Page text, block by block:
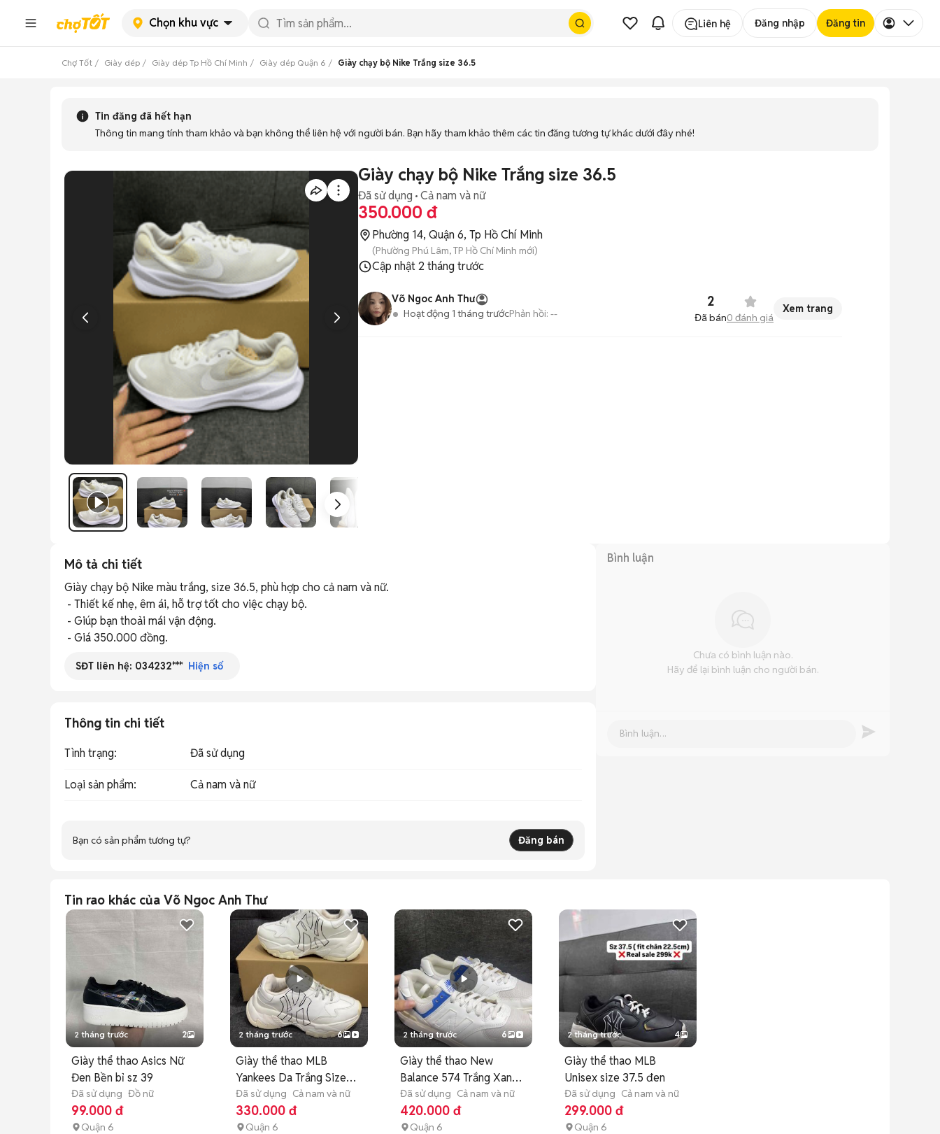
Chọn khu vực Liên hệ Đăng nhập Đăng tin
Chợ Tốt Giày dép Giày dép Tp Hồ Chí Minh Giày dép Quận 6 Giày chạy bộ Nike Trắng size 36.5
Tin đăng đã hết hạn
Thông tin mang tính tham khảo và bạn không thể liên hệ với người bán. Bạn hãy tham khảo thêm các tin đăng tương tự khác dưới đây nhé!
Giày chạy bộ Nike Trắng size 36.5
Đã sử dụng Cả nam và nữ
350.000 đ
Phường 14, Quận 6, Tp Hồ Chí Minh
(Phường Phú Lâm, TP Hồ Chí Minh mới)
Cập nhật2 tháng trước
Võ Ngoc Anh Thư
Hoạt động 1 tháng trướcPhản hồi: --
2
Đã bán0 đánh giá
Xem trang
Mô tả chi tiết
Giày chạy bộ Nike màu trắng, size 36.5, phù hợp cho cả nam và nữ.
- Giá 350.000 đồng.
SĐT liên hệ: 034232*** Hiện số
Thông tin chi tiết
Tình trạng: Đã sử dụng
Loại sản phẩm: Cả nam và nữ
Bạn có sản phẩm tương tự? Đăng bán
Bình luận
Chưa có bình luận nào.
Hãy để lại bình luận cho người bán.
Tin rao khác của Võ Ngoc Anh Thư
2 tháng trước 2
Giày thể thao Asics Nữ
Đen Bền bỉ sz 39
Đã sử dụng Đồ nữ
99.000 đ
Quận 6
2 tháng trước 6
Giày thể thao MLB
Yankees Da Trắng Size
36.5
Đã sử dụng Cả nam và nữ
330.000 đ
Quận 6
2 tháng trước 6
Giày thể thao New
Balance 574 Trắng Xanh
Sz 38.5
Đã sử dụng Cả nam và nữ
420.000 đ
Quận 6
2 tháng trước 4
Giày thể thao MLB
Unisex size 37.5 đen
Đã sử dụng Cả nam và nữ
299.000 đ
Quận 6